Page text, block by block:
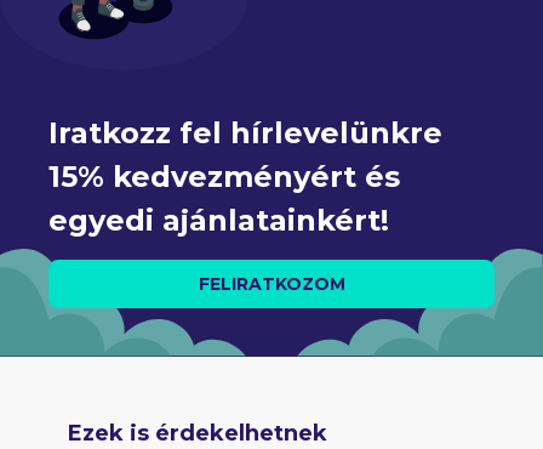
Iratkozz fel hírlevelünkre
15% kedvezményért és
egyedi ajánlatainkért!
FELIRATKOZOM
Ezek is érdekelhetnek